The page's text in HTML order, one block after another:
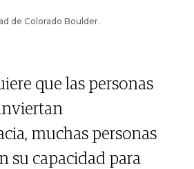
de Colorado Boulder.
que las personas
muchas personas
su capacidad para